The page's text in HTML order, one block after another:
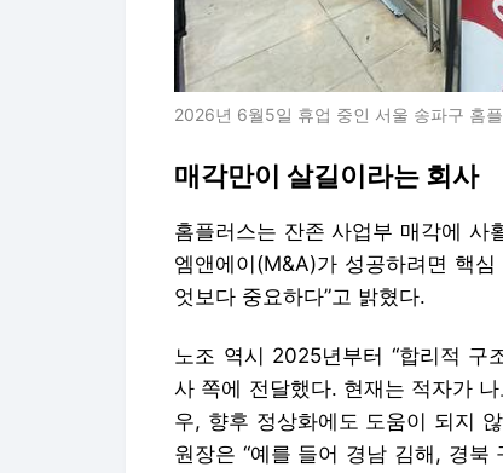
2026년 6월5일 휴업 중인 서울 송파구 홈
매각만이 살길이라는 회사
홈플러스는 잔존 사업부 매각에 사
엠앤에이(M&A)가 성공하려면 핵
엇보다 중요하다”고 밝혔다.
노조 역시 2025년부터 “합리적 구
사 쪽에 전달했다. 현재는 적자가
우, 향후 정상화에도 도움이 되지
원장은 “예를 들어 경남 김해, 경